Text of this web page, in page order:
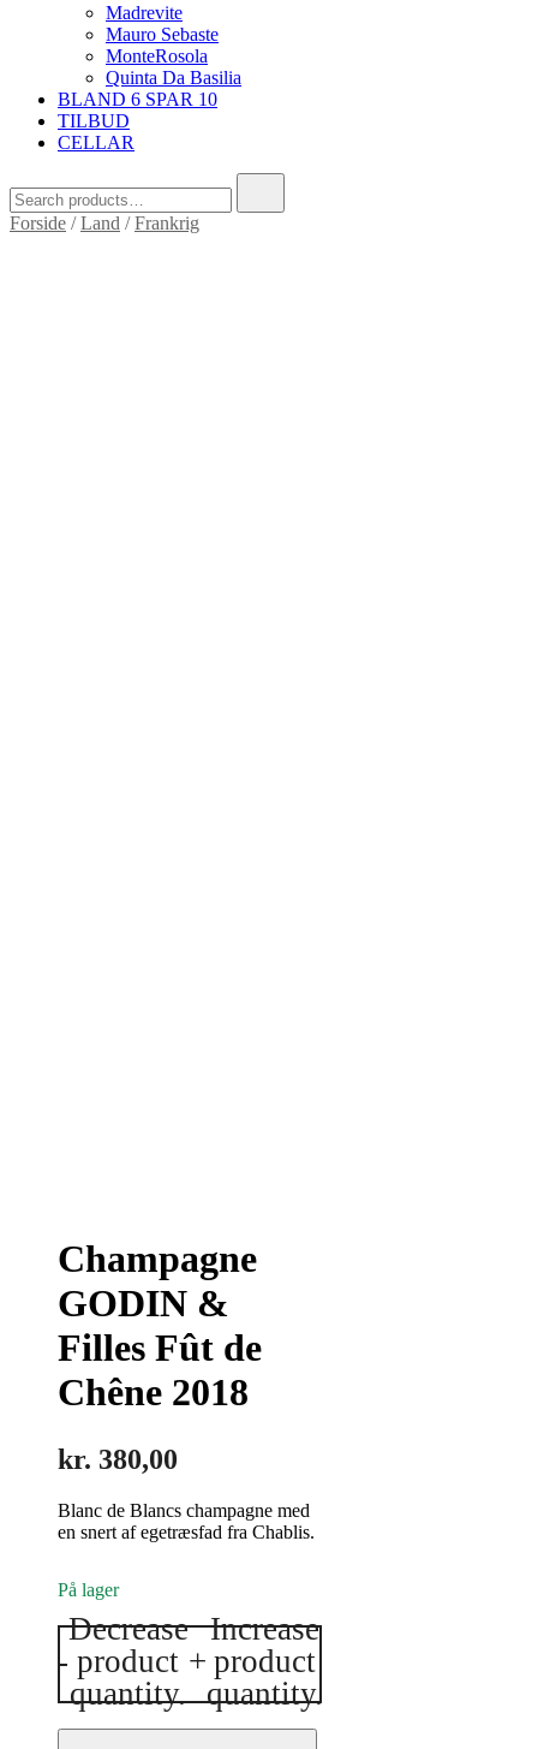
Madrevite
Mauro Sebaste
MonteRosola
Quinta Da Basilia
BLAND 6 SPAR 10
TILBUD
CELLAR
for:
Forside /Land /Frankrig
Champagne
GODIN &
Filles Fût de
Chêne 2018
kr. 380,00
Blanc de Blancs champagne med
en snert af egetræsfad fra Chablis.
På lager
-
Decrease
product
quantity.
Champagne
GODIN
Filles
+
Increase
product
quantity.